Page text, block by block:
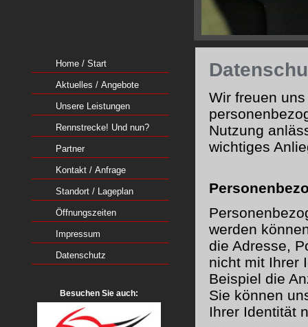
Home / Start
Aktuelles / Angebote
Unsere Leistungen
Rennstrecke! Und nun?
Partner
Kontakt / Anfrage
Standort / Lageplan
Öffnungszeiten
Impressum
Datenschutz
Besuchen Sie auch:
Wir freuen
Nutzung
wichtiges
werden
die Adresse,
nicht mit Ihrer
Beispiel die
Sie können
Ihrer Identität